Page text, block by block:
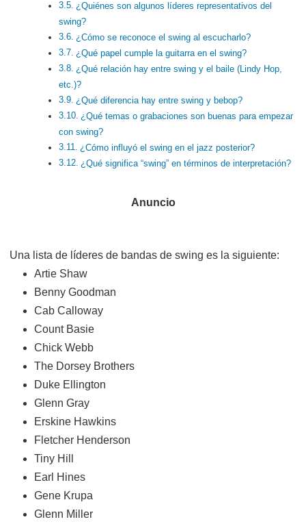
¿Quiénes son algunos líderes representativos del
swing?
¿Cómo se reconoce el swing al escucharlo?
¿Qué papel cumple la guitarra en el swing?
¿Qué relación hay entre swing y el baile (Lindy Hop,
etc.)?
¿Qué diferencia hay entre swing y bebop?
¿Qué temas o grabaciones son buenas para empezar
con swing?
¿Cómo influyó el swing en el jazz posterior?
¿Qué significa “swing” en términos de interpretación?
Una lista de líderes de bandas de swing es la siguiente:
Artie Shaw
Benny Goodman
Cab Calloway
Count Basie
Chick Webb
The Dorsey Brothers
Duke Ellington
Glenn Gray
Erskine Hawkins
Fletcher Henderson
Tiny Hill
Earl Hines
Gene Krupa
Glenn Miller